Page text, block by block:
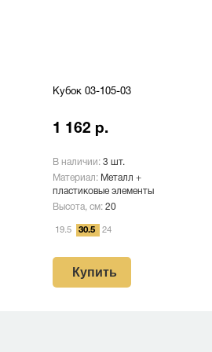
Кубок 03-105-03
1 162 р.
В наличии: 3 шт.
Материал: Металл +
пластиковые элементы
Высота, см: 20
19.5 30.5 24
Купить